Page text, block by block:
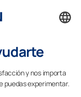
y nos importa
puedas experimentar.